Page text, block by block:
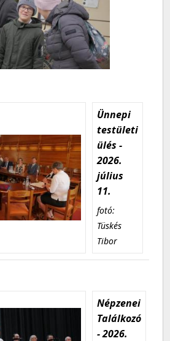
Ünnepi
testületi
ülés -
2026.
július
11.
fotó:
Tüskés
Tibor
Népzenei
Találkozó
- 2026.